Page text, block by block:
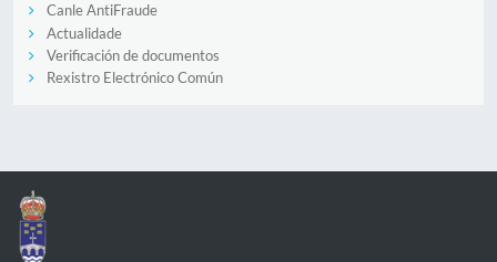
Canle AntiFraude
Actualidade
Verificación de documentos
Rexistro Electrónico Común